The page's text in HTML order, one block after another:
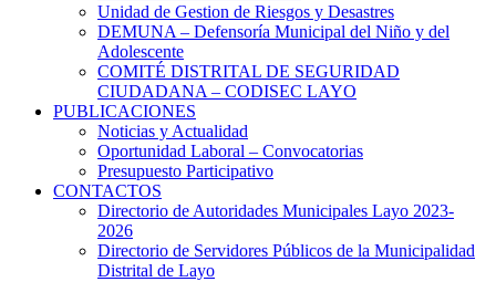
Unidad de Gestion de Riesgos y Desastres
DEMUNA – Defensoría Municipal del Niño y del
Adolescente
COMITÉ DISTRITAL DE SEGURIDAD
CIUDADANA – CODISEC LAYO
PUBLICACIONES
Noticias y Actualidad
Oportunidad Laboral – Convocatorias
Presupuesto Participativo
CONTACTOS
Directorio de Autoridades Municipales Layo 2023-
2026
Directorio de Servidores Públicos de la Municipalidad
Distrital de Layo